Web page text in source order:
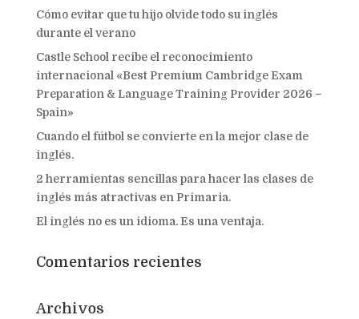
Cómo evitar que tu hijo olvide todo su inglés
durante el verano
Castle School recibe el reconocimiento
internacional «Best Premium Cambridge Exam
Preparation & Language Training Provider 2026 –
Spain»
Cuando el fútbol se convierte en la mejor clase de
inglés.
2 herramientas sencillas para hacer las clases de
inglés más atractivas en Primaria.
El inglés no es un idioma. Es una ventaja.
Comentarios recientes
Archivos